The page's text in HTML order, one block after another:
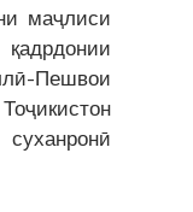
маҷлиси
Пешвои